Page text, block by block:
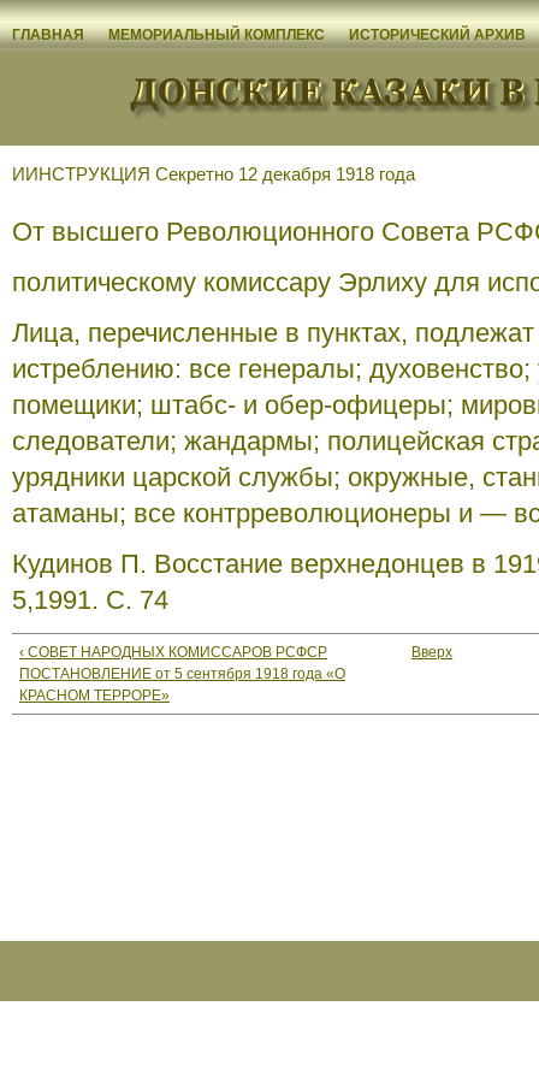
ГЛАВНАЯ МЕМОРИАЛЬНЫЙ КОМПЛЕКС ИСТОРИЧЕСКИЙ АРХИВ
ИИНСТРУКЦИЯ Секретно 12 декабря 1918 года
От высшего Революционного Совета
политическому комиссару Эрлиху для
Лица, перечисленные в пунктах,
истреблению: все генералы;
помещики; штабс- и обер-офицеры;
следователи; жандармы; полицейская
урядники царской службы; окружные,
атаманы; все контрреволюционеры и —
Кудинов П. Восстание верхнедонцев в
5,1991. С. 74
‹ СОВЕТ НАРОДНЫХ КОМИССАРОВ РСФСР
ПОСТАНОВЛЕНИЕ от 5 сентября 1918 года «О
КРАСНОМ ТЕРРОРЕ»
Вверх